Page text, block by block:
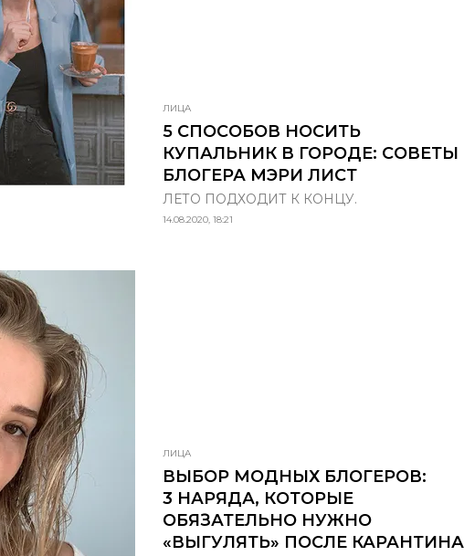
ЛИЦА
5 СПОСОБОВ НОСИТЬ
КУПАЛЬНИК В ГОРОДЕ: СОВЕТЫ
БЛОГЕРА МЭРИ ЛИСТ
ЛЕТО ПОДХОДИТ К КОНЦУ.
14.08.2020, 18:21
ЛИЦА
ВЫБОР МОДНЫХ БЛОГЕРОВ:
3 НАРЯДА, КОТОРЫЕ
ОБЯЗАТЕЛЬНО НУЖНО
«ВЫГУЛЯТЬ» ПОСЛЕ КАРАНТИНА